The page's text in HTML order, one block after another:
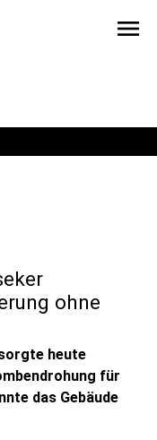
menu
ohne
heute
für
das Gebäude